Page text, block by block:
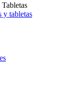
y tabletas